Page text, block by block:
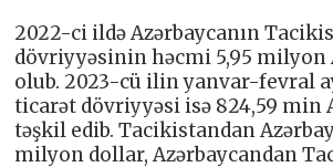
2022-ci ildə Azərbaycanın
dövriyyəsinin həcmi 5,95 milyon
olub. 2023-cü ilin yanvar-fevral
ticarət dövriyyəsi isə 824,59 min
təşkil edib. Tacikistandan
milyon dollar, Azərbaycandan